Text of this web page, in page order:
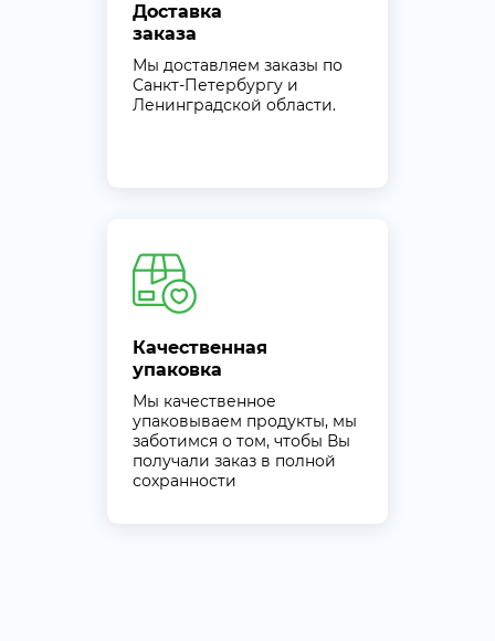
Доставка
заказа
Мы доставляем заказы по
Санкт-Петербургу и
Ленинградской области.
Качественная
упаковка
Мы качественное
упаковываем продукты, мы
заботимся о том, чтобы Вы
получали заказ в полной
сохранности